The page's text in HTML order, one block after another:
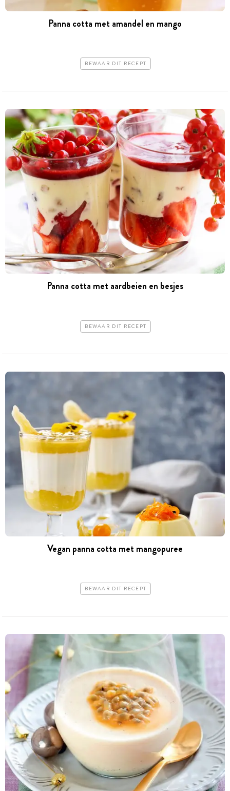
Panna cotta met amandel en mango
BEWAAR DIT RECEPT
Panna cotta met aardbeien en besjes
BEWAAR DIT RECEPT
Vegan panna cotta met mangopuree
BEWAAR DIT RECEPT